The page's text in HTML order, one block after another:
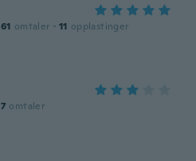
61 omtaler · 11 opplastinger
7 omtaler